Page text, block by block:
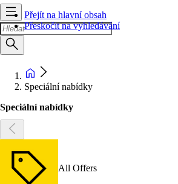
Přejít na hlavní obsah
Přeskočit na vyhledávání
Speciální nabídky
Speciální nabídky
All Offers